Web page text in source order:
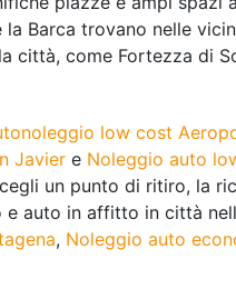
Barca trovano nelle
città, come Fortezza di
low cost
Javier e Noleggio auto
un punto di ritiro, la
auto in affitto in città
, Noleggio auto